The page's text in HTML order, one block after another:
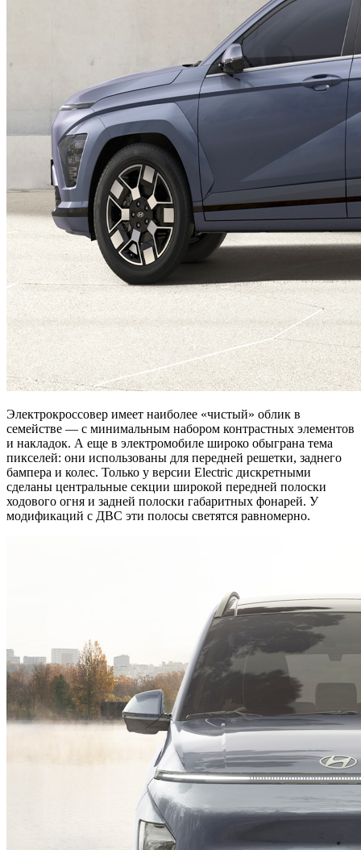
Электрокроссовер имеет наиболее «чистый» облик в
семействе — с минимальным набором контрастных элементов
и накладок. А еще в электромобиле широко обыграна тема
пикселей: они использованы для передней решетки, заднего
бампера и колес. Только у версии Electric дискретными
сделаны центральные секции широкой передней полоски
ходового огня и задней полоски габаритных фонарей. У
модификаций с ДВС эти полосы светятся равномерно.